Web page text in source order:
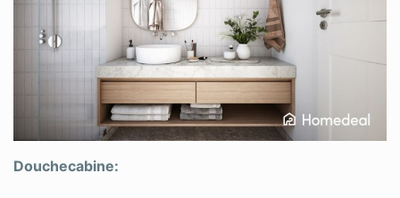
Douchecabine: